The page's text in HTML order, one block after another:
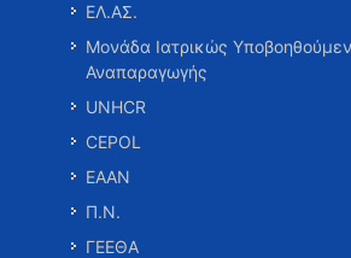
ΕΛ.ΑΣ.
Μονάδα Ιατρικώς
Αναπαραγωγής
UNHCR
CEPOL
ΕΑΑΝ
Π.Ν.
ΓΕΕΘΑ